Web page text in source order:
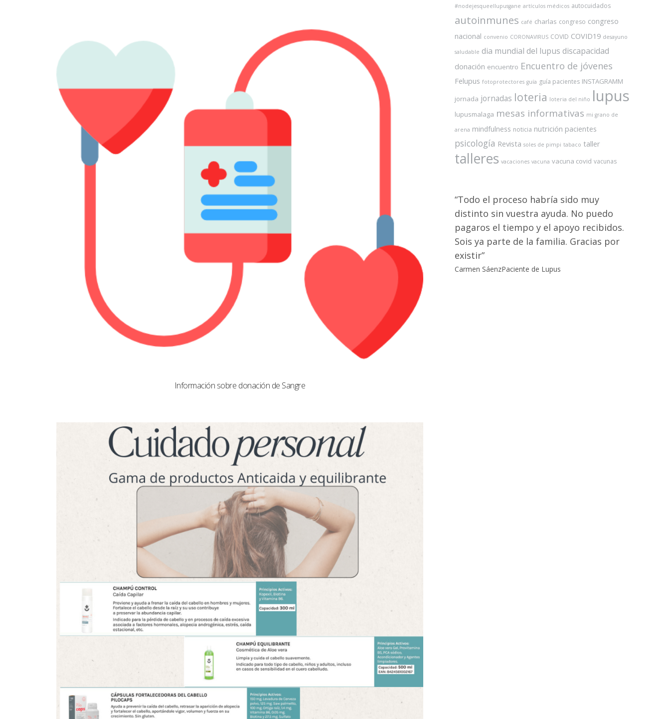
Información sobre donación de Sangre
#nodejesqueellupusgane artículos médicos autocuidados
autoinmunes café charlas congreso congreso
nacional convenio CORONAVIRUS COVID COVID19 desayuno
saludable dia mundial del lupus discapacidad
donación encuentro Encuentro de jóvenes
Felupus fotoprotectores guía guía pacientes INSTAGRAMM
jornada jornadas loteria loteria del niño lupus
lupusmalaga mesas informativas mi grano de
arena mindfulness noticia nutrición pacientes
psicología Revista soles de pimpi tabaco taller
talleres vacaciones vacuna vacuna covid vacunas
Todo el proceso habría sido muy
distinto sin vuestra ayuda. No puedo
pagaros el tiempo y el apoyo recibidos.
Sois ya parte de la familia. Gracias por
existir
Carmen SáenzPaciente de Lupus